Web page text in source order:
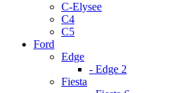
C-Elysee
C4
C5
Ford
Edge
- Edge 2
Fiesta